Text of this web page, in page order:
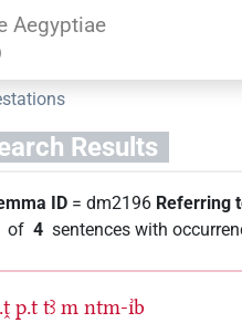
Aegyptiae
Results
ID = dm2196 Referring
of 4 sentences with
_.ṱ p.t tꜣ m ntm-ı͗b